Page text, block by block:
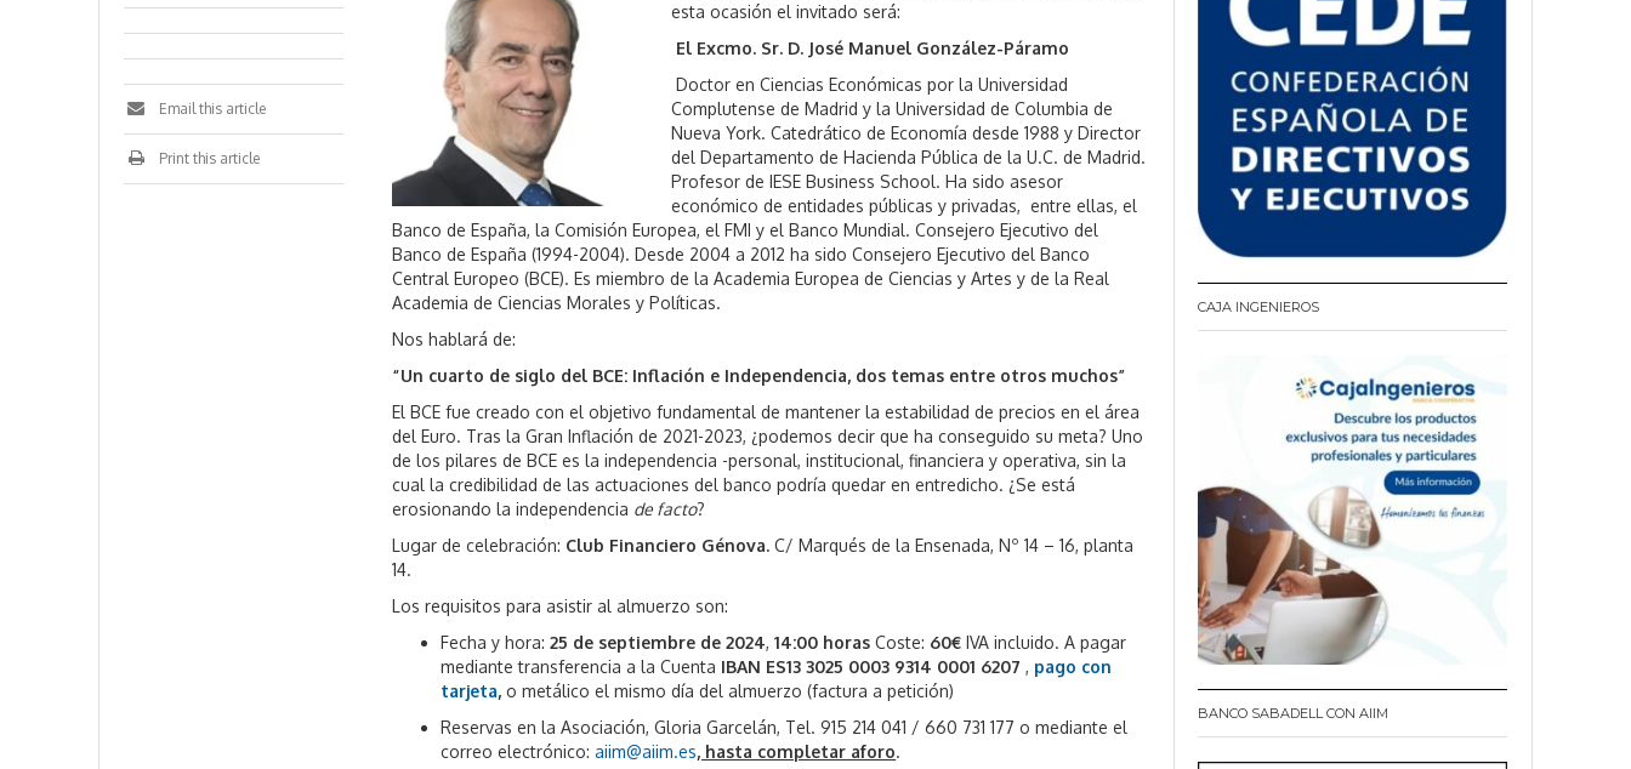
esta ocasión el invitado será:
El Excmo. Sr. D. José Manuel González-Páramo
Doctor en Ciencias Económicas por la Universidad
Complutense de Madrid y la Universidad de Columbia de
Nueva York. Catedrático de Economía desde 1988 y Director
del Departamento de Hacienda Pública de la U.C. de Madrid.
Profesor de IESE Business School. Ha sido asesor
económico de entidades públicas y privadas, entre ellas, el
Banco de España, la Comisión Europea, el FMI y el Banco Mundial. Consejero Ejecutivo del
Banco de España (1994-2004). Desde 2004 a 2012 ha sido Consejero Ejecutivo del Banco
Central Europeo (BCE). Es miembro de la Academia Europea de Ciencias y Artes y de la Real
Academia de Ciencias Morales y Políticas.
Nos hablará de:
“Un cuarto de siglo del BCE: Inflación e Independencia, dos temas entre otros muchos”
El BCE fue creado con el objetivo fundamental de mantener la estabilidad de precios en el área
del Euro. Tras la Gran Inflación de 2021-2023, ¿podemos decir que ha conseguido su meta? Uno
de los pilares de BCE es la independencia -personal, institucional, financiera y operativa, sin la
cual la credibilidad de las actuaciones del banco podría quedar en entredicho. ¿Se está
erosionando la independencia de facto?
Lugar de celebración: Club Financiero Génova.C/ Marqués de la Ensenada, Nº 14 – 16, planta
14.
Los requisitos para asistir al almuerzo son:
Fecha y hora:25 de septiembre de 2024,14:00 horas Coste: 60€IVA incluido. A pagar
mediante transferencia a la Cuenta IBAN ES13 3025 0003 9314 0001 6207 , pago con
tarjeta, o metálico el mismo día del almuerzo (factura a petición)
Reservas en la Asociación, Gloria Garcelán, Tel. 915 214 041 / 660 731 177 o mediante el
correo electrónico:aiim@aiim.es, hasta completar aforo.
Email this article
Print this article
CAJA INGENIEROS
BANCO SABADELL CON AIIM